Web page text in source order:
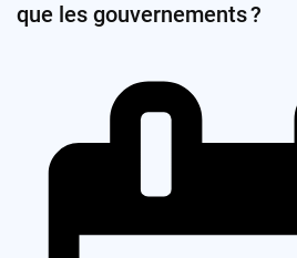
que les gouvernements ?